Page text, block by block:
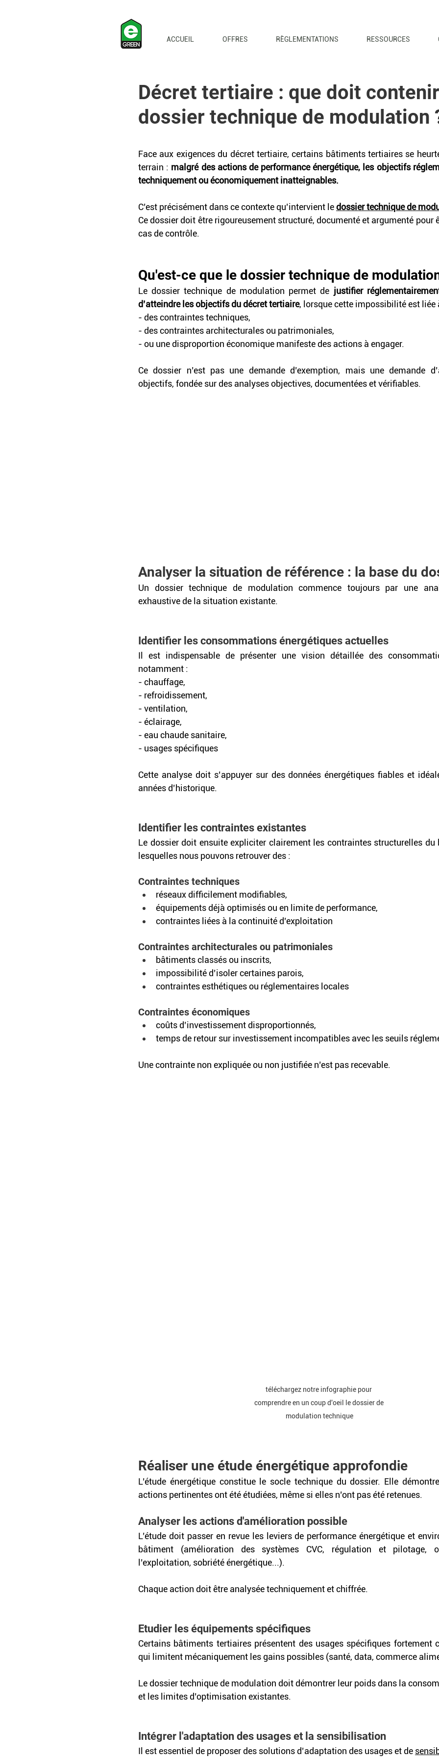
ACCUEIL OFFRES RÈGLEMENTATIONS RESSOURCES
Décret tertiaire : que doit
dossier technique de modulation
Face aux exigences du décret tertiaire, certains bâtiments tertiaires se
terrain : malgré des actions de performance énergétique, les objectifs
techniquement ou économiquement inatteignables.
C’est précisément dans ce contexte qu’intervient le dossier technique de
Ce dossier doit être rigoureusement structuré, documenté et argumenté pour
cas de contrôle.
Qu'est-ce que le dossier technique de
Le dossier technique de modulation permet de justifier
d’atteindre les objectifs du décret tertiaire, lorsque cette impossibilité est liée
- des contraintes techniques,
- des contraintes architecturales ou patrimoniales,
- ou une disproportion économique manifeste des actions à engager.
Ce dossier n’est pas une demande d’exemption, mais une demande
objectifs, fondée sur des analyses objectives, documentées et vérifiables.
Analyser la situation de référence : la base du
Un dossier technique de modulation commence toujours par une
exhaustive de la situation existante.
Identifier les consommations énergétiques actuelles
Il est indispensable de présenter une vision détaillée des
notamment :
- chauffage,
- refroidissement,
- ventilation,
- éclairage,
- eau chaude sanitaire,
- usages spécifiques
Cette analyse doit s’appuyer sur des données énergétiques fiables et
années d’historique.
Identifier les contraintes existantes
Le dossier doit ensuite expliciter clairement les contraintes structurelles du
lesquelles nous pouvons retrouver des :
Contraintes techniques
réseaux difficilement modifiables,
équipements déjà optimisés ou en limite de performance,
contraintes liées à la continuité d’exploitation
Contraintes architecturales ou patrimoniales
bâtiments classés ou inscrits,
impossibilité d’isoler certaines parois,
contraintes esthétiques ou réglementaires locales
Contraintes économiques
coûts d’investissement disproportionnés,
temps de retour sur investissement incompatibles avec les seuils
Une contrainte non expliquée ou non justifiée n’est pas recevable.
téléchargez notre infographie pour
comprendre en un coup d'oeil le dossier de
modulation technique
Réaliser une étude énergétique approfondie
L’étude énergétique constitue le socle technique du dossier. Elle
actions pertinentes ont été étudiées, même si elles n’ont pas été retenues.
Analyser les actions d'amélioration possible
L’étude doit passer en revue les leviers de performance énergétique et
bâtiment (amélioration des systèmes CVC, régulation et pilotage,
l’exploitation, sobriété énergétique...).
Chaque action doit être analysée techniquement et chiffrée.
Etudier les équipements spécifiques
Certains bâtiments tertiaires présentent des usages spécifiques fortement
qui limitent mécaniquement les gains possibles (santé, data, commerce
Le dossier technique de modulation doit démontrer leur poids dans la
et les limites d’optimisation existantes.
Intégrer l'adaptation des usages et la sensibilisation
Il est essentiel de proposer des solutions d’adaptation des usages et de